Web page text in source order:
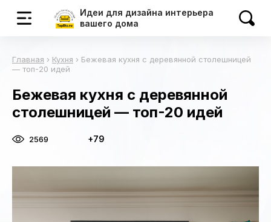
Идеи для дизайна интерьера
вашего дома
Главная › Кухня › Бежевая кухня с деревянной столешницей
— топ-20 идей
Бежевая кухня с деревянной
столешницей — топ-20 идей
2569 +79